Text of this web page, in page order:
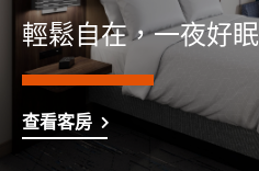
輕鬆自在，一夜好眠
查看客房